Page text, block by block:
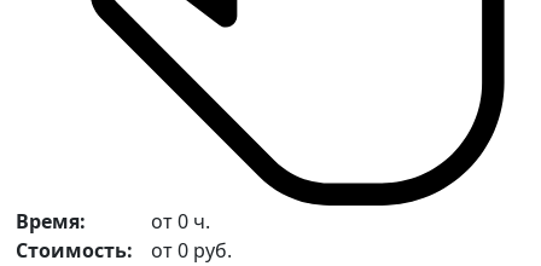
Время:
Стоимость:
от0ч.
от0руб.